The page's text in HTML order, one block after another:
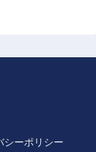
シーポリシー